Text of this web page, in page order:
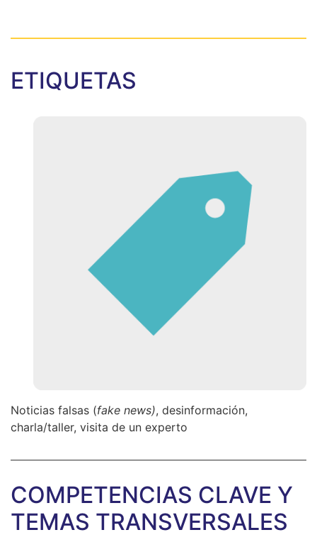
ETIQUETAS
Noticias falsas (fake news), desinformación,
charla/taller, visita de un experto
COMPETENCIAS CLAVE Y
TEMAS TRANSVERSALES